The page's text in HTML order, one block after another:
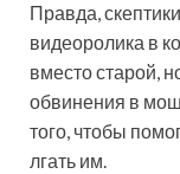
Правда,
видеоролика в
вместо старой,
обвинения в
того, чтобы
лгать им.